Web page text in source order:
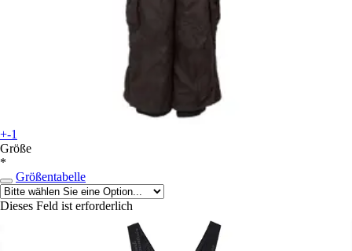
+-1
Größe
*
Größentabelle
Dieses Feld ist erforderlich